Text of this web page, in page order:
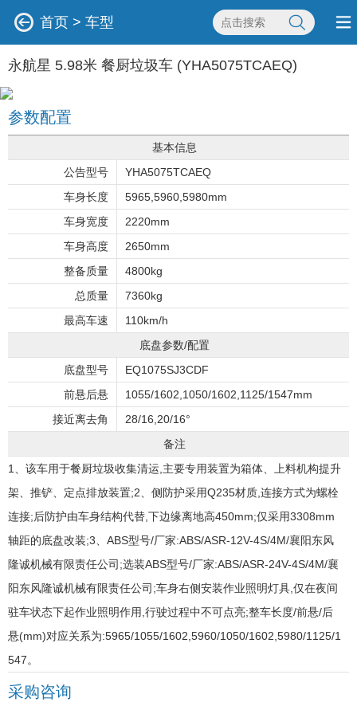
首页 > 车型
永航星 5.98米 餐厨垃圾车 (YHA5075TCAEQ)
参数配置
基本信息
公告型号
YHA5075TCAEQ
车身长度
5965,5960,5980mm
车身宽度
2220mm
车身高度
2650mm
整备质量
4800kg
总质量
7360kg
最高车速
110km/h
底盘参数/配置
底盘型号
EQ1075SJ3CDF
前悬后悬
1055/1602,1050/1602,1125/1547mm
接近离去角
28/16,20/16°
备注
1、该车用于餐厨垃圾收集清运,主要专用装置为箱体、上料机构提升
架、推铲、定点排放装置;2、侧防护采用Q235材质,连接方式为螺栓
连接;后防护由车身结构代替,下边缘离地高450mm;仅采用3308mm
轴距的底盘改装;3、ABS型号/厂家:ABS/ASR-12V-4S/4M/襄阳东风
隆诚机械有限责任公司;选装ABS型号/厂家:ABS/ASR-24V-4S/4M/襄
阳东风隆诚机械有限责任公司;车身右侧安装作业照明灯具,仅在夜间
驻车状态下起作业照明作用,行驶过程中不可点亮;整车长度/前悬/后
悬(mm)对应关系为:5965/1055/1602,5960/1050/1602,5980/1125/1
547。
采购咨询